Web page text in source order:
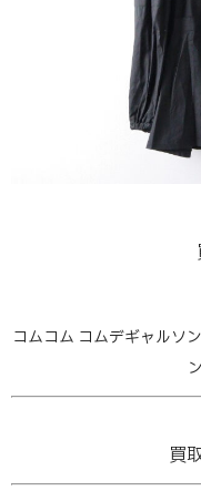
コムコム コムデギャルソ
買